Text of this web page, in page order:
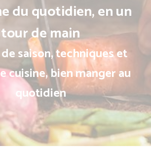
du quotidien, en un
tour de main
saison, techniques et
cuisine, bien manger au
quotidien